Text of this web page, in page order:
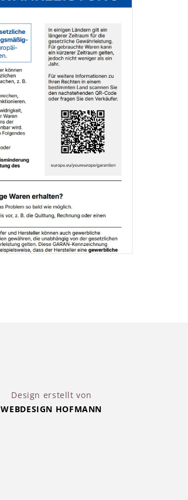
Design erstellt von
WEBDESIGN HOFMANN